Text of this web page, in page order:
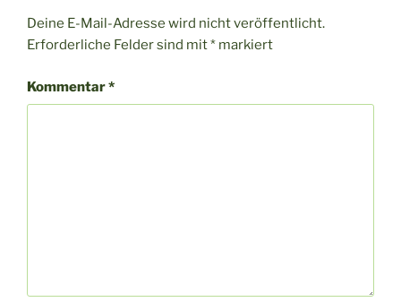
Deine E-Mail-Adresse wird nicht veröffentlicht.
Erforderliche Felder sind mit* markiert
Kommentar*